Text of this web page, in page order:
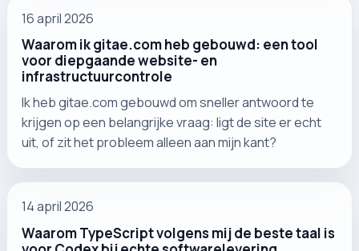
16 april 2026
Waarom ik gitae.com heb gebouwd: een tool
voor diepgaande website- en
infrastructuurcontrole
Ik heb gitae.com gebouwd om sneller antwoord te
krijgen op een belangrijke vraag: ligt de site er echt
uit, of zit het probleem alleen aan mijn kant?
14 april 2026
Waarom TypeScript volgens mij de beste taal is